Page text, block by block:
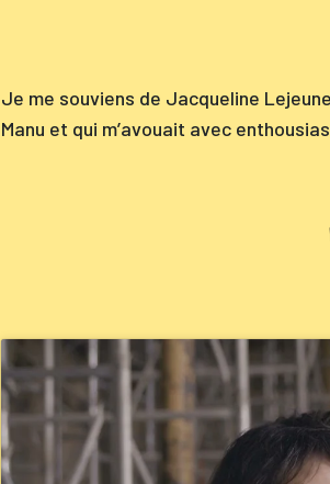
Je me souviens de Jacqueline
Manu et qui m’avouait avec